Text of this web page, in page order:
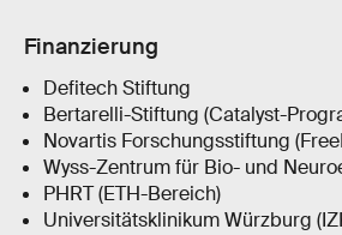
Finanzierung
Defitech Stiftung
Bertarelli-Stiftung (Catalyst-
Novartis Forschungsstiftung
Wyss-Zentrum für Bio- und
PHRT (ETH-Bereich)
Universitätsklinikum Würzburg